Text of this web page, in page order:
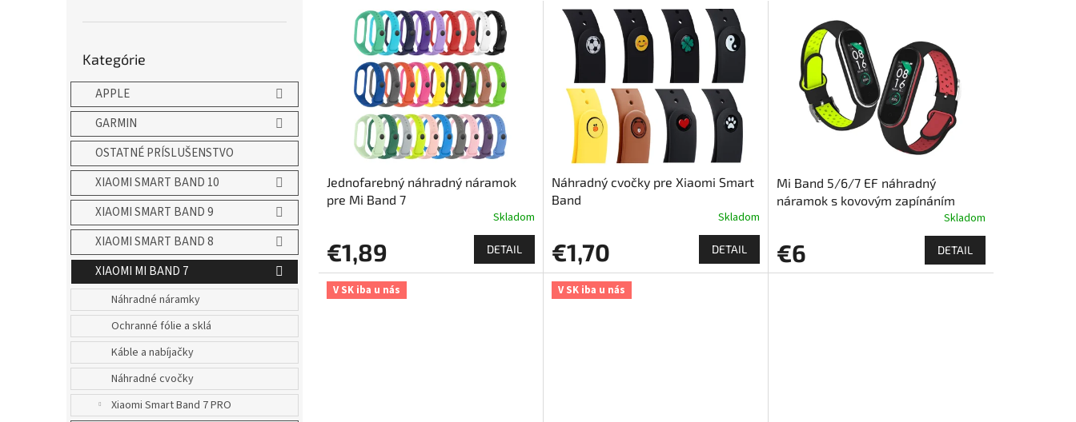
kategórie
Kategórie
APPLE
GARMIN
OSTATNÉ PRÍSLUŠENSTVO
XIAOMI SMART BAND 10
XIAOMI SMART BAND 9
XIAOMI SMART BAND 8
XIAOMI MI BAND 7
Náhradné náramky
Ochranné fólie a sklá
Káble a nabíjačky
Náhradné cvočky
Xiaomi Smart Band 7 PRO
Jednofarebný náhradný náramok
pre Mi Band 7
Skladom
€1,89 DETAIL
Náhradný cvočky pre Xiaomi Smart
Band
Skladom
€1,70 DETAIL
Mi Band 5/6/7 EF náhradný
náramok s kovovým zapínáním
Skladom
€6 DETAIL
V SK iba u nás V SK iba u nás